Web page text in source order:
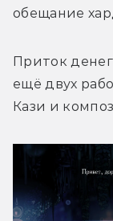
обещание
Приток денег
ещё двух
Кази и